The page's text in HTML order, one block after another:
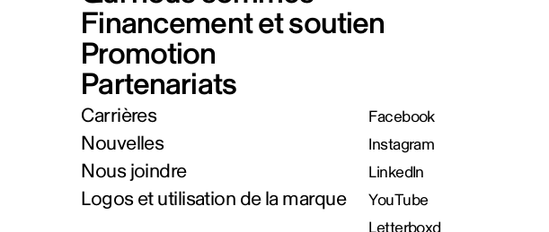
Financement et soutien
Promotion
Partenariats
Carrières
Nouvelles
Nous joindre
Logos et utilisation de la marque
Facebook
Instagram
LinkedIn
YouTube
Letterboxd